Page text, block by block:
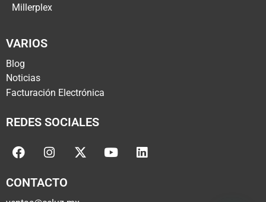
Millerplex
VARIOS
Blog
Noticias
Facturación Electrónica
REDES SOCIALES
CONTACTO